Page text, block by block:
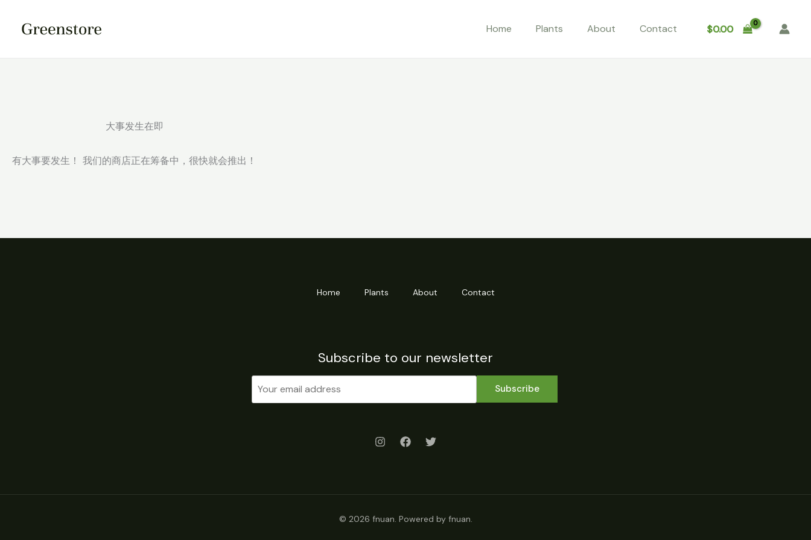
Home Plants About Contact $0.00
大事发生在即
有大事要发生！ 我们的商店正在筹备中，很快就会推出！
Home Plants About Contact
Subscribe to our newsletter
Subscribe
© 2026 fnuan. Powered by fnuan.